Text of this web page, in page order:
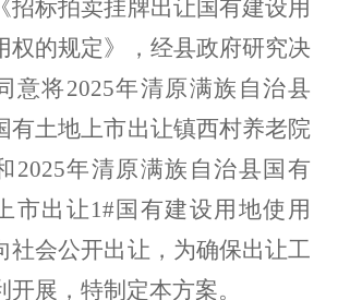
招标拍卖挂牌出让国有建设用
权的规定》，经县政府研究决
意将2025年清原满族自治县
有土地上市出让镇西村养老院
2025年清原满族自治县国有
市出让1# 国有建设用地使用
社会公开出让，为确保出让工
开展，特制定本方案。